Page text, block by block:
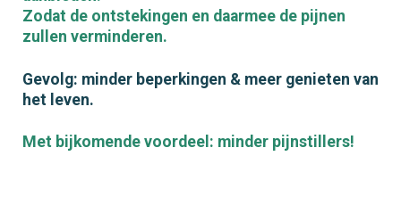
Zodat de ontstekingen en daarmee de pijnen
zullen verminderen.
Gevolg: minder beperkingen & meer genieten van
het leven.
Met bijkomende voordeel: minder pijnstillers!